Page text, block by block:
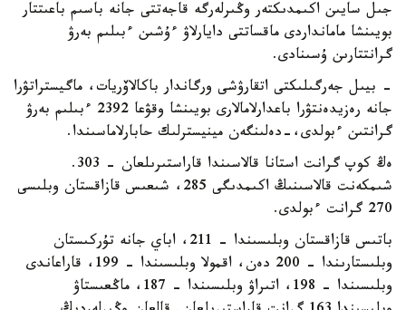
جىل سايىن اكىمدىكتەر وڭىرلەرگە قاجەتتى جانە باسىم باعىتتار
بويىنشا مامانداردى ماقساتتى دايارلاۋ ءۇشىن ءبىلىم بەرۋ
گرانتتارىن ۇسىنادى.
- بيىل جەرگىلىكتى اتقارۋشى ورگاندار باكالاۆريات، ماگيستراتۋرا
جانە رەزيدەنتۋرا باعدارلامالارى بويىنشا وقۋعا 2392 ءبىلىم بەرۋ
گرانتىن ءبولدى،-دەلىنگەن مينيسترلىك حابارلاماسىندا.
ەڭ كوپ گرانت استانا قالاسىندا قاراستىرىلعان - 303.
شىمكەنت قالاسىنىڭ اكىمدىگى 285، شىعىس قازاقستان وبلىسى
270 گرانت ءبولدى.
باتىس قازاقستان وبلىسىندا – 211، اباي جانە تۇركىستان
وبلىستارىندا – 200 دەن، اقمولا وبلىسىندا – 199، قاراعاندى
وبلىسىندا – 198، اتىراۋ وبلىسىندا – 187، ماڭعىستاۋ